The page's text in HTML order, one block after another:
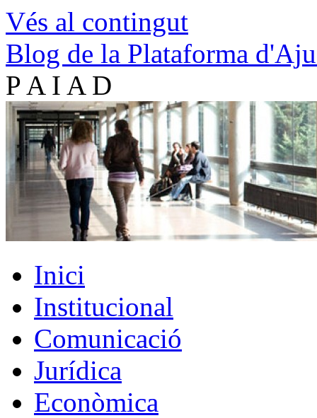
Vés al contingut
Blog de la Plataforma
P A I A D
Inici
Institucional
Comunicació
Jurídica
Econòmica